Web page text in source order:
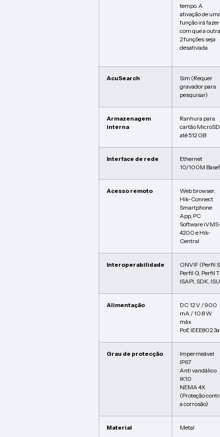
tempo. A
ativação de
função irá fazer
com que a outra
2 funções seja
desativada
AcuSearch
Sim (Requer
gravador para
pesquisar)
Armazenagem
interna
Ranhura para
cartão MicroSD
até 512 GB
Interface de rede
Ethernet
10/100M
Acesso remoto
Web browser,
Hik-Connect
Smartphone
App, PC
Software
4200 e Hik-
Central
Interoperabilidade
ONVIF (Perfil
Perfil G, Perfil
ISAPI, SDK,
Alimentação
DC 12 V / 900
mA / 10.8 W
máx.
PoE
Grau de protecção
Impermeável
IP67
Anti vandálico
IK10
NEMA 4X
(Proteção
a corrosão)
Material Metal